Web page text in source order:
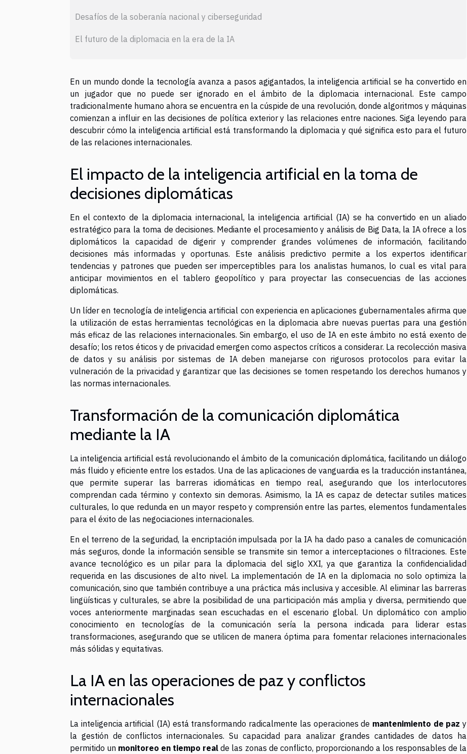
Desafíos de la soberanía nacional y ciberseguridad
El futuro de la diplomacia en la era de la IA
En un mundo donde la tecnología avanza a pasos agigantados, la inteligencia artificial se ha convertido en
un jugador que no puede ser ignorado en el ámbito de la diplomacia internacional. Este campo
tradicionalmente humano ahora se encuentra en la cúspide de una revolución, donde algoritmos y máquinas
comienzan a influir en las decisiones de política exterior y las relaciones entre naciones. Siga leyendo para
descubrir cómo la inteligencia artificial está transformando la diplomacia y qué significa esto para el futuro
de las relaciones internacionales.
El impacto de la inteligencia artificial en la toma de
decisiones diplomáticas
En el contexto de la diplomacia internacional, la inteligencia artificial (IA) se ha convertido en un aliado
estratégico para la toma de decisiones. Mediante el procesamiento y análisis de Big Data, la IA ofrece a los
diplomáticos la capacidad de digerir y comprender grandes volúmenes de información, facilitando
decisiones más informadas y oportunas. Este análisis predictivo permite a los expertos identificar
tendencias y patrones que pueden ser imperceptibles para los analistas humanos, lo cual es vital para
anticipar movimientos en el tablero geopolítico y para proyectar las consecuencias de las acciones
diplomáticas.
Un líder en tecnología de inteligencia artificial con experiencia en aplicaciones gubernamentales afirma que
la utilización de estas herramientas tecnológicas en la diplomacia abre nuevas puertas para una gestión
más eficaz de las relaciones internacionales. Sin embargo, el uso de IA en este ámbito no está exento de
desafío; los retos éticos y de privacidad emergen como aspectos críticos a considerar. La recolección masiva
de datos y su análisis por sistemas de IA deben manejarse con rigurosos protocolos para evitar la
vulneración de la privacidad y garantizar que las decisiones se tomen respetando los derechos humanos y
las normas internacionales.
Transformación de la comunicación diplomática
mediante la IA
La inteligencia artificial está revolucionando el ámbito de la comunicación diplomática, facilitando un diálogo
más fluido y eficiente entre los estados. Una de las aplicaciones de vanguardia es la traducción instantánea,
que permite superar las barreras idiomáticas en tiempo real, asegurando que los interlocutores
comprendan cada término y contexto sin demoras. Asimismo, la IA es capaz de detectar sutiles matices
culturales, lo que redunda en un mayor respeto y comprensión entre las partes, elementos fundamentales
para el éxito de las negociaciones internacionales.
En el terreno de la seguridad, la encriptación impulsada por la IA ha dado paso a canales de comunicación
más seguros, donde la información sensible se transmite sin temor a interceptaciones o filtraciones. Este
avance tecnológico es un pilar para la diplomacia del siglo XXI, ya que garantiza la confidencialidad
requerida en las discusiones de alto nivel. La implementación de IA en la diplomacia no solo optimiza la
comunicación, sino que también contribuye a una práctica más inclusiva y accesible. Al eliminar las barreras
lingüísticas y culturales, se abre la posibilidad de una participación más amplia y diversa, permitiendo que
voces anteriormente marginadas sean escuchadas en el escenario global. Un diplomático con amplio
conocimiento en tecnologías de la comunicación sería la persona indicada para liderar estas
transformaciones, asegurando que se utilicen de manera óptima para fomentar relaciones internacionales
más sólidas y equitativas.
La IA en las operaciones de paz y conflictos
internacionales
La inteligencia artificial (IA) está transformando radicalmente las operaciones de mantenimiento de paz y
la gestión de conflictos internacionales. Su capacidad para analizar grandes cantidades de datos ha
permitido un monitoreo en tiempo real de las zonas de conflicto, proporcionando a los responsables de la